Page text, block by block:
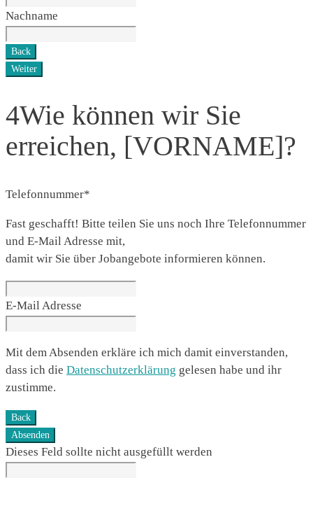
Nachname
Back
Weiter
4Wie können wir Sie
erreichen, [VORNAME]?
Telefonnummer*
Fast geschafft! Bitte teilen Sie uns noch Ihre Telefonnummer
und E-Mail Adresse mit,
damit wir Sie über Jobangebote informieren können.
E-Mail Adresse
Mit dem Absenden erkläre ich mich damit einverstanden,
dass ich die Datenschutzerklärung gelesen habe und ihr
zustimme.
Back
Absenden
Dieses Feld sollte nicht ausgefüllt werden